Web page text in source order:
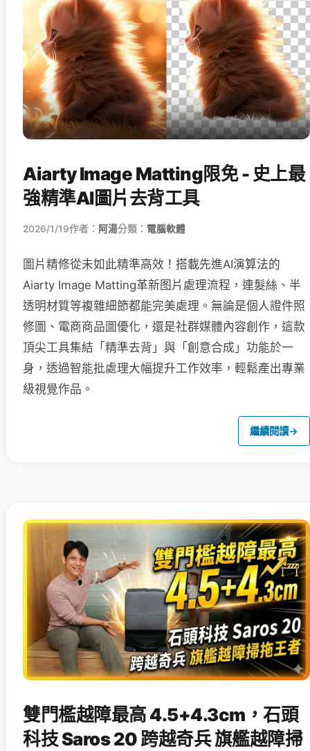
Aiarty Image Matting限免 - 史上最
強精準AI圖片去背工具
2026/1/19作者： 阿湯分類： 電腦軟體
圖片精修從未如此精準高效！搭載先進AI演算法的
Aiarty Image Matting革新图片處理流程，連髮絲、半
透明材質等複雜細節都能完美處理。無論是個人證件照
修圖、電商商品圖優化，還是社群媒體內容創作，這款
頂尖工具集結「精準去背」與「創意合成」功能於一
身，透過智能批處理大幅提升工作效率，輕鬆產出專業
級視覺作品。
繼續閱讀→
雙門檻越障最高 4.5+4.3cm，石頭
科技 Saros 20 跨越奇兵 旗艦越障掃